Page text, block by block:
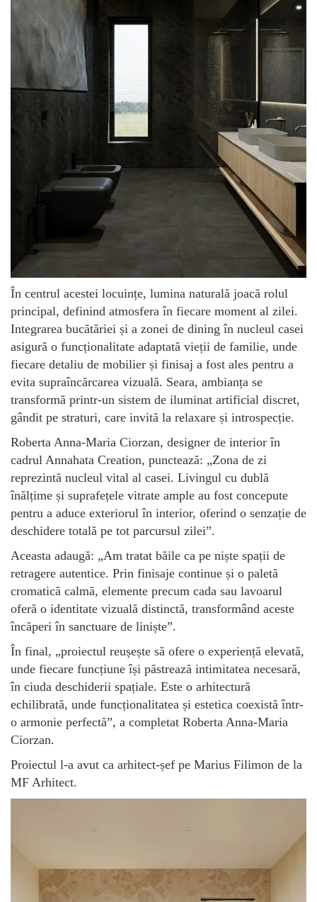
În centrul acestei locuințe, lumina naturală joacă rolul
principal, definind atmosfera în fiecare moment al zilei.
Integrarea bucătăriei și a zonei de dining în nucleul casei
asigură o funcționalitate adaptată vieții de familie, unde
fiecare detaliu de mobilier și finisaj a fost ales pentru a
evita supraîncărcarea vizuală. Seara, ambianța se
transformă printr-un sistem de iluminat artificial discret,
gândit pe straturi, care invită la relaxare și introspecție.
Roberta Anna-Maria Ciorzan, designer de interior în
cadrul Annahata Creation, punctează: „Zona de zi
reprezintă nucleul vital al casei. Livingul cu dublă
înălțime și suprafețele vitrate ample au fost concepute
pentru a aduce exteriorul în interior, oferind o senzație de
deschidere totală pe tot parcursul zilei”.
Aceasta adaugă: „Am tratat băile ca pe niște spații de
retragere autentice. Prin finisaje continue și o paletă
cromatică calmă, elemente precum cada sau lavoarul
oferă o identitate vizuală distinctă, transformând aceste
încăperi în sanctuare de liniște”.
În final, „proiectul reușește să ofere o experiență elevată,
unde fiecare funcțiune își păstrează intimitatea necesară,
în ciuda deschiderii spațiale. Este o arhitectură
echilibrată, unde funcționalitatea și estetica coexistă într-
o armonie perfectă”, a completat Roberta Anna-Maria
Ciorzan.
Proiectul l-a avut ca arhitect-șef pe Marius Filimon de la
MF Arhitect.